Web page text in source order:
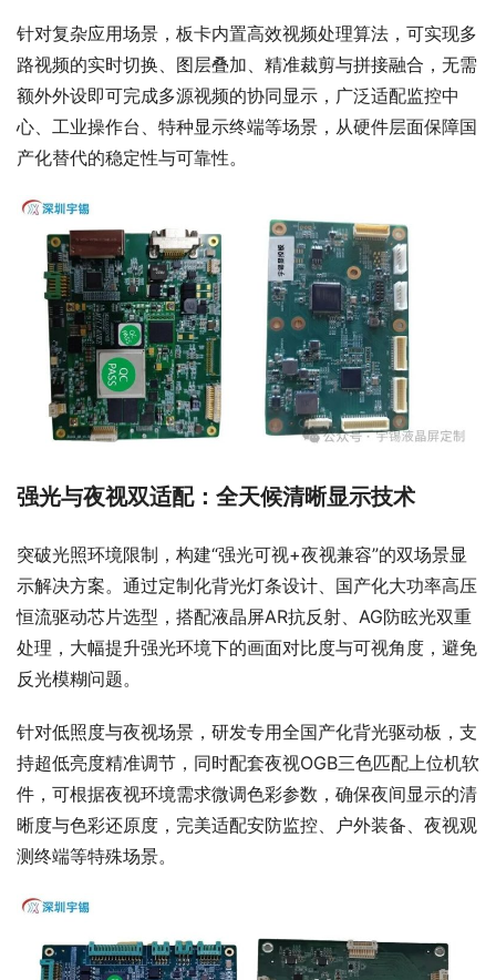
针对复杂应用场景，板卡内置高效视频处理算法，可实现多
路视频的实时切换、图层叠加、精准裁剪与拼接融合，无需
额外外设即可完成多源视频的协同显示，广泛适配监控中
心、工业操作台、特种显示终端等场景，从硬件层面保障国
产化替代的稳定性与可靠性。
强光与夜视双适配：全天候清晰显示技术
突破光照环境限制，构建“强光可视+夜视兼容”的双场景显
示解决方案。通过定制化背光灯条设计、国产化大功率高压
恒流驱动芯片选型，搭配液晶屏AR抗反射、AG防眩光双重
处理，大幅提升强光环境下的画面对比度与可视角度，避免
反光模糊问题。
针对低照度与夜视场景，研发专用全国产化背光驱动板，支
持超低亮度精准调节，同时配套夜视OGB三色匹配上位机软
件，可根据夜视环境需求微调色彩参数，确保夜间显示的清
晰度与色彩还原度，完美适配安防监控、户外装备、夜视观
测终端等特殊场景。